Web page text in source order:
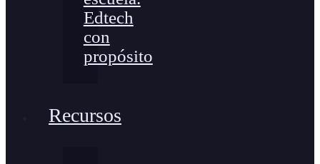
Edtech
con
propósito
Recursos